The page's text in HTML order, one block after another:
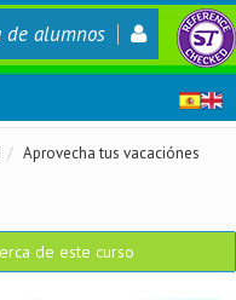
de alumnos
Aprovecha tus vacaciónes
de este curso